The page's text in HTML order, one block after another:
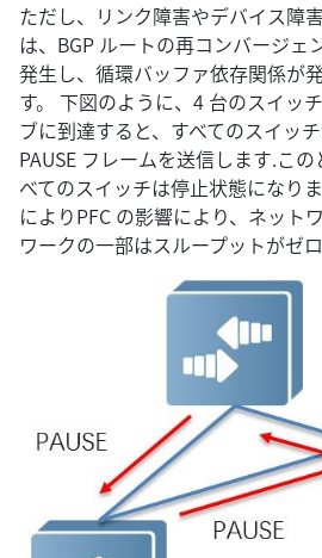
ただし、リンク障害やデバイス障
は、BGP ルートの再コンバージェ
発生し、循環バッファ依存関係が
す。 下図のように、4 台のスイッ
ブに到達すると、すべてのスイッ
PAUSE フレームを送信します.こ
べてのスイッチは停止状態になり
によりPFC の影響により、ネット
ワークの一部はスループットがゼロ